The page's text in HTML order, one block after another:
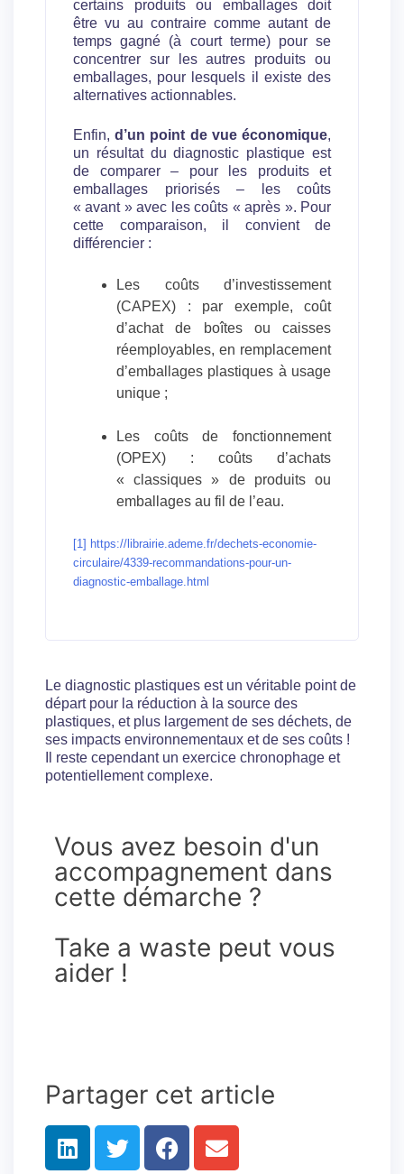
certains produits ou emballages doit
être vu au contraire comme autant de
temps gagné (à court terme) pour se
concentrer sur les autres produits ou
emballages, pour lesquels il existe des
alternatives actionnables.
Enfin,d’un point de vue économique,
un résultat du diagnostic plastique est
de comparer – pour les produits et
emballages priorisés – les coûts
« avant » avec les coûts « après ». Pour
cette comparaison, il convient de
différencier :
Les coûts d’investissement
(CAPEX) : par exemple, coût
d’achat de boîtes ou caisses
réemployables, en remplacement
d’emballages plastiques à usage
unique ;
Les coûts de fonctionnement
(OPEX) : coûts d’achats
« classiques » de produits ou
emballages au fil de l’eau.
[1] https://librairie.ademe.fr/dechets-economie-
circulaire/4339-recommandations-pour-un-
diagnostic-emballage.html
Le diagnostic plastiques est un véritable point de
départ pour la réduction à la source des
plastiques, et plus largement de ses déchets, de
ses impacts environnementaux et de ses coûts !
Il reste cependant un exercice chronophage et
potentiellement complexe.
Vous avez besoin d'un
accompagnement dans
cette démarche ?
Take a waste peut vous
aider !
Partager cet article